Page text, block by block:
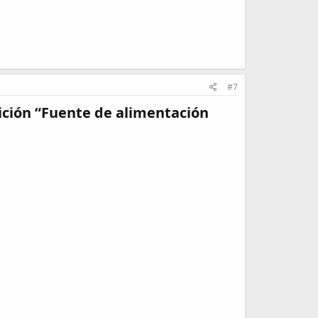
#7
“Fuente de alimentación